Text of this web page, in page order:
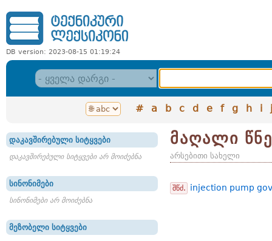
DB version: 2023-08-15 01:19:24
# a b c d e f g h i j
დაკავშირებული სიტყვები
დაკავშირებული სიტყვები არ მოიძებნა
სინონიმები
სინონიმები არ მოიძებნა
მეზობელი სიტყვები
მაღალი
არსებითი სახელი
შწძ. injection pump